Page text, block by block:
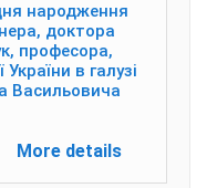
народження
доктора
професора,
в галузі
Васильовича
More details